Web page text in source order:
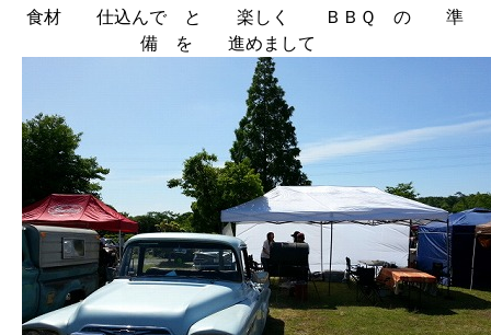
食材 仕込んで と 楽しく ＢＢＱ の 準
備 を 進めまして